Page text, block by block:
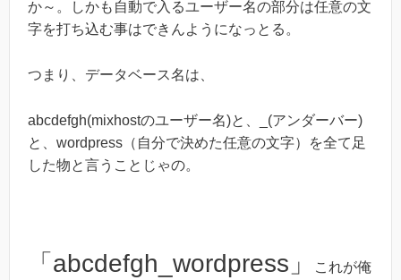
か～。しかも自動で入るユーザー名の部分は任意の文
字を打ち込む事はできんようになっとる。
つまり、データベース名は、
abcdefgh(mixhostのユーザー名)と、_(アンダーバー)
と、wordpress（自分で決めた任意の文字）を全て足
した物と言うことじゃの。
「abcdefgh_wordpress」
これが俺